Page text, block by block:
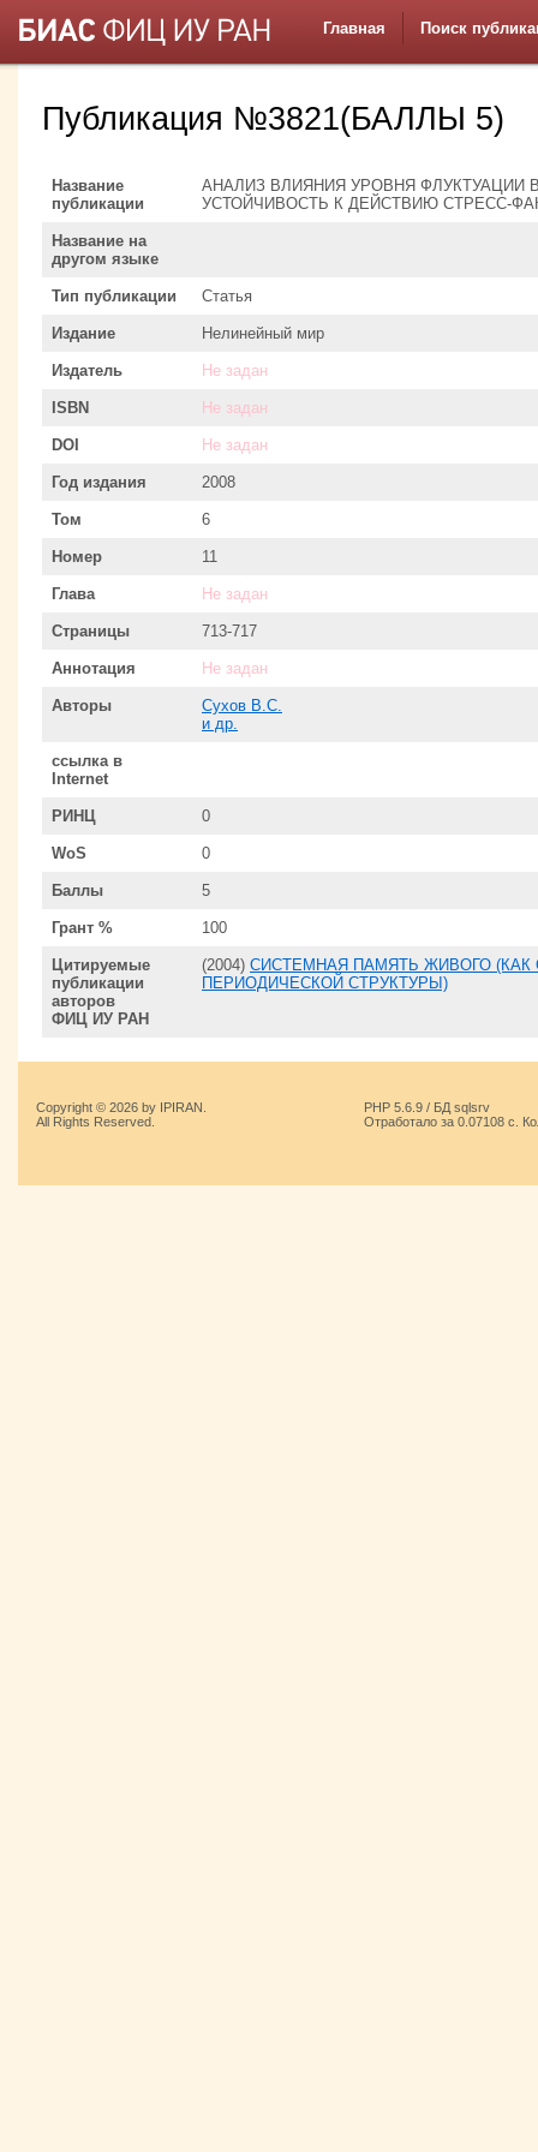
Главная Поиск
Публикация №3821(БАЛЛЫ 5)
Название
публикации
АНАЛИЗ ВЛИЯНИЯ УРОВНЯ ФЛУКТУАЦИИ
УСТОЙЧИВОСТЬ К ДЕЙСТВИЮ СТРЕСС-
Название на
другом языке
Тип публикации Статья
Издание Нелинейный мир
Издатель Не задан
ISBN Не задан
DOI Не задан
Год издания 2008
Том 6
Номер 11
Глава Не задан
Страницы 713-717
Аннотация Не задан
Авторы
Сухов В.С.
и др.
ссылка в
Internet
РИНЦ 0
WoS 0
Баллы 5
Грант % 100
Цитируемые
публикации
авторов
ФИЦ ИУ РАН
(2004) СИСТЕМНАЯ ПАМЯТЬ ЖИВОГО
ПЕРИОДИЧЕСКОЙ СТРУКТУРЫ)
Copyright © 2026 by IPIRAN.
All Rights Reserved.
PHP 5.6.9 / БД sqlsrv
Отработало за 0.07108 с.